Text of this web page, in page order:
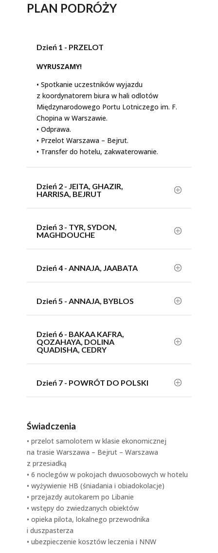
PLAN PODRÓŻY
Dzień 1 - PRZELOT
WYRUSZAMY!
• Spotkanie uczestników wyjazdu
z koordynatorem biura w hali odlotów
Międzynarodowego Portu Lotniczego im. F.
Chopina w Warszawie.
• Odprawa.
• Przelot Warszawa – Bejrut.
• Transfer do hotelu, zakwaterowanie.
Dzień 2 - JEITA, GHAZIR,
HARRISA, BEJRUT
Dzień 3 - TYR, SYDON,
MAGHDOUCHE
Dzień 4 - ANNAJA, JAABATA
Dzień 5 - ANNAJA, BYBLOS
Dzień 6 - BAKAA KAFRA,
QOZAHAYA, DOLINA
QUADISHA, CEDRY
Dzień 7 - POWRÓT DO POLSKI
Świadczenia
• przelot samolotem w klasie ekonomicznej
na trasie Warszawa – Bejrut – Warszawa
z przesiadką
• 6 noclegów w pokojach dwuosobowych w hotelu
• wyżywienie HB (śniadania i obiadokolacje)
• przejazdy autokarem po Libanie
• wstępy do zwiedzanych obiektów
• opieka pilota, lokalnego przewodnika
i duszpasterza
• ubezpieczenie kosztów leczenia i NNW